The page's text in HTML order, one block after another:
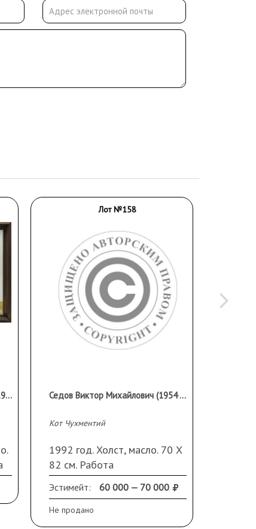
Агапов Владимир Викторович (1953 г.р.)
Лот №158
Седов Виктор Михайлович (1954 - 2018 гг.)
Кот Чухментий
1992 год. Холст, масло. 70 Х
82 см. Работа
экспонировалась на
персональной выставке
Виктора Седова в
галерее "А3", включена в
Эстимейт: 60 000 — 70 000
Не продано